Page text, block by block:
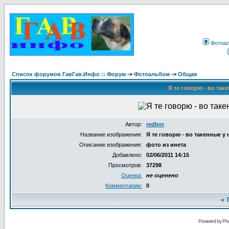
Список форумов ГавГав.Инфо :: Форум -> Фотоальбом -> Общая
Я те говорю - во
Автор:
redbor
Название изображения:
Я те говорю - во такенные у
Описание изображения:
фото из инета
Добавлено:
02/06/2011 14:15
Просмотров:
37298
Оценка:
не оценено
Комментарии:
0
«
Powered by